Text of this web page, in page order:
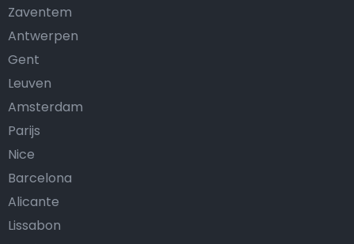
Zaventem
Antwerpen
Gent
Leuven
Amsterdam
Parijs
Nice
Barcelona
Alicante
Lissabon